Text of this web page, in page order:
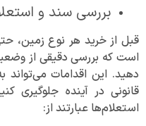
بررسی سند و
قبل از خرید هر نوع زمین،
است که بررسی دقیقی از
دهید. این اقدامات
قانونی در آینده جلوگیری
استعلام‌ها عبارتند از: